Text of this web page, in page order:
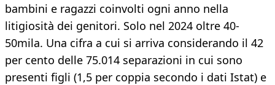
bambini e ragazzi coinvolti ogni anno nella
litigiosità dei genitori. Solo nel 2024 oltre 40-
50mila. Una cifra a cui si arriva considerando il 42
per cento delle 75.014 separazioni in cui sono
presenti figli (1,5 per coppia secondo i dati Istat) e